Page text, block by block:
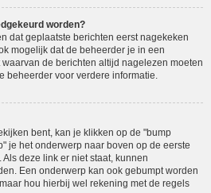
worden?
dat geplaatste berichten eerst nagekeken
mogelijk dat de beheerder je in een
de berichten altijd nagelezen moeten
beheerder voor verdere informatie.
bent, kan je klikken op de "bump
je het onderwerp naar boven op de eerste
deze link er niet staat, kunnen
Een onderwerp kan ook gebumpt worden
hou hierbij wel rekening met de regels